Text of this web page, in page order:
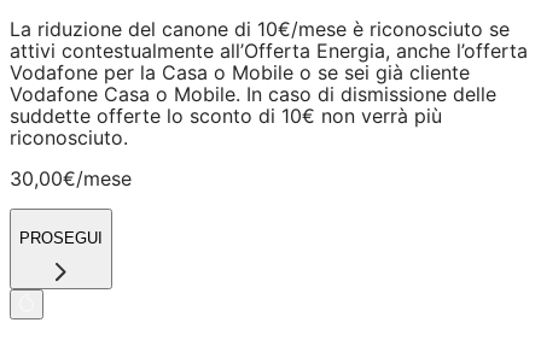
La riduzione del canone di 10€/mese è riconosciuto se
attivi contestualmente all’Offerta Energia, anche l’offerta
Vodafone per la Casa o Mobile o se sei già cliente
Vodafone Casa o Mobile. In caso di dismissione delle
suddette offerte lo sconto di 10€ non verrà più
riconosciuto.
30,00€/mese
PROSEGUI